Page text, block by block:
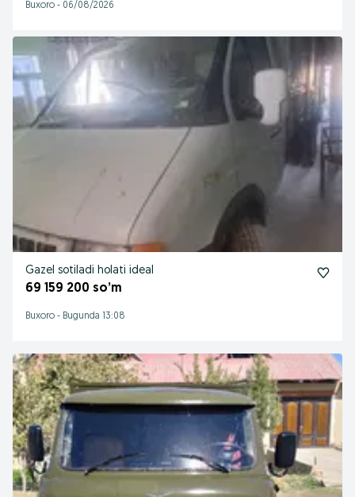
Buxoro - 06/08/2026
Gazel sotiladi holati ideal
69 159 200 so’m
Buxoro - Bugunda 13:08